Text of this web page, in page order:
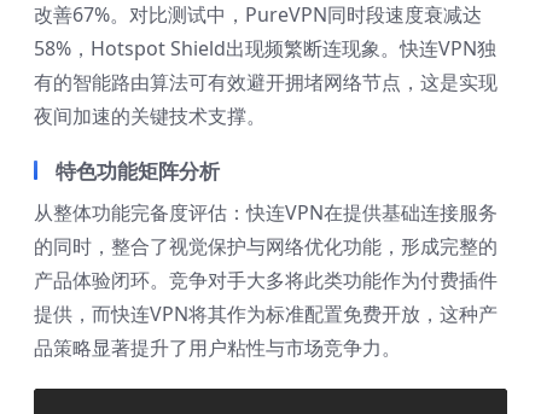
改善67%。对比测试中，PureVPN同时段速度衰减达
58%，Hotspot Shield出现频繁断连现象。快连VPN独
有的智能路由算法可有效避开拥堵网络节点，这是实现
夜间加速的关键技术支撑。
特色功能矩阵分析
从整体功能完备度评估：快连VPN在提供基础连接服务
的同时，整合了视觉保护与网络优化功能，形成完整的
产品体验闭环。竞争对手大多将此类功能作为付费插件
提供，而快连VPN将其作为标准配置免费开放，这种产
品策略显著提升了用户粘性与市场竞争力。